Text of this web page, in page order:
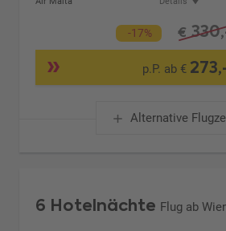
-17% €
p.P. ab €
Alternative
6 Hotelnächte Flug ab